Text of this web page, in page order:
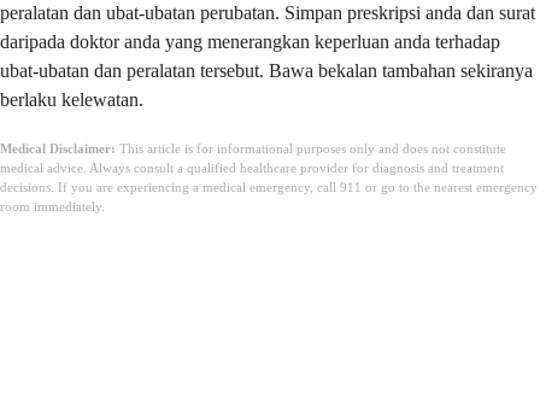
peralatan dan ubat-ubatan perubatan. Simpan preskripsi anda dan surat
daripada doktor anda yang menerangkan keperluan anda terhadap
ubat-ubatan dan peralatan tersebut. Bawa bekalan tambahan sekiranya
berlaku kelewatan.
Medical Disclaimer: This article is for informational purposes only and does not constitute
medical advice. Always consult a qualified healthcare provider for diagnosis and treatment
decisions. If you are experiencing a medical emergency, call 911 or go to the nearest emergency
room immediately.